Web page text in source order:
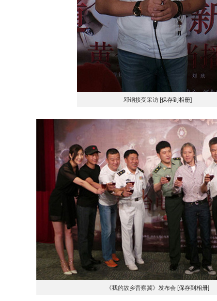
邓钢接受采访 [保存到相册]
《我的故乡晋察冀》发布会 [保存到相册]